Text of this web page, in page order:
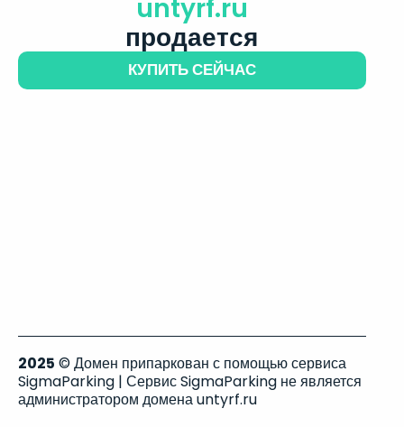
untyrf.ru
продается
КУПИТЬ СЕЙЧАС
2025 © Домен припаркован с помощью сервиса
SigmaParking | Сервис SigmaParking не является
администратором домена untyrf.ru